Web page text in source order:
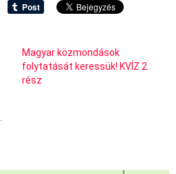
Magyar közmondások
folytatását keressük! KVÍZ 2.
rész